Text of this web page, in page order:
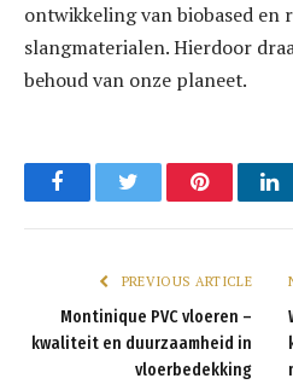
ontwikkeling van biobased en
slangmaterialen. Hierdoor
behoud van onze planeet.
FacebookTwitter Pinterest
PREVIOUS ARTICLE
Montinique PVC vloeren –
kwaliteit en duurzaamheid in
vloerbedekking